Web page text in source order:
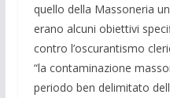
quello della Massoneria
erano alcuni obiettivi
contro l’oscurantismo
“la contaminazione
periodo ben delimitato